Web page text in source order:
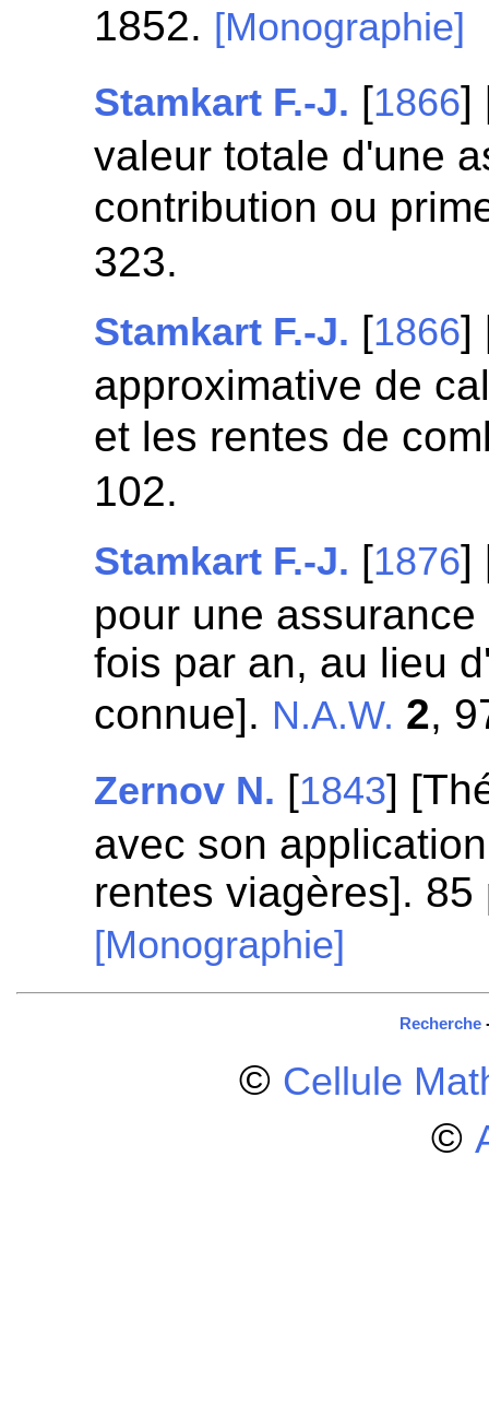
1852. [Monographie]
Stamkart F.-J. [1866]
valeur totale d'une
contribution ou
323.
Stamkart F.-J. [1866]
approximative de
et les rentes de
102.
Stamkart F.-J. [1876]
pour une
fois par an, au lieu
connue]. N.A.W. 2,
Zernov N. [1843]
avec son
rentes viagères].
[Monographie]
Recherche
© Cellule
©